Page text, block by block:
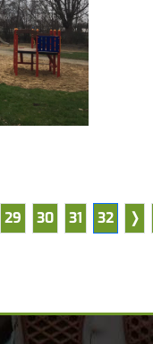
29 30 31 32